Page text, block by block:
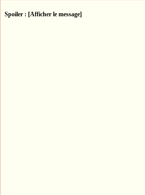
Spoiler : [Afficher le message]